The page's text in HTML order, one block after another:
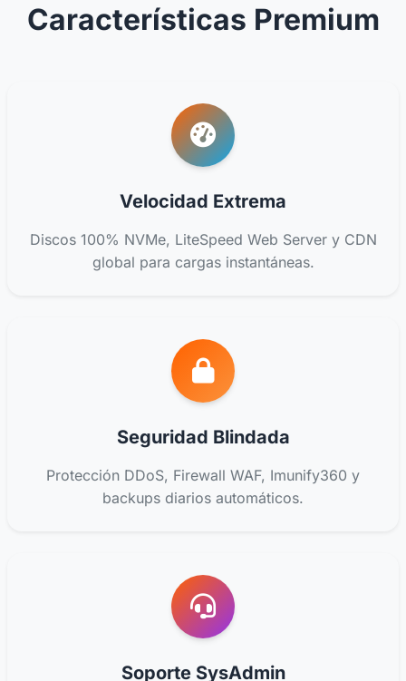
Características Premium
Velocidad Extrema
Discos 100% NVMe, LiteSpeed Web Server y CDN
global para cargas instantáneas.
Seguridad Blindada
Protección DDoS, Firewall WAF, Imunify360 y
backups diarios automáticos.
Soporte SysAdmin